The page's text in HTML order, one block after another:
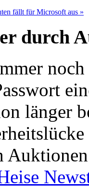
fällt für Microsoft aus »
durch
länger